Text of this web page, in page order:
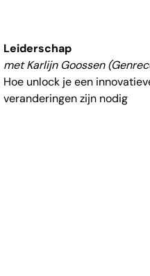
Leiderschap
metKarlijnGoossen
Hoe unlock je een
veranderingen zijn nodig